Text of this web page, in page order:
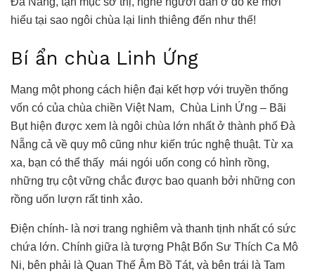
hiểu tại sao ngôi chùa lại linh thiêng đến như thế!
Bí ẩn chùa Linh Ứng
Mang một phong cách hiện đại kết hợp với truyền thống
vốn có của chùa chiền Việt Nam, Chùa Linh Ứng – Bãi
Bụt hiện được xem là ngôi chùa lớn nhất ở thành phố Đà
Nẵng cả về quy mô cũng như kiến trúc nghệ thuật. Từ xa
xa, bạn có thể thấy mái ngói uốn cong có hình rồng,
những trụ cột vững chắc được bao quanh bởi những con
rồng uốn lượn rất tinh xảo.
Điện chính- là nơi trang nghiêm và thanh tịnh nhất có sức
chứa lớn. Chính giữa là tượng Phật Bổn Sư Thích Ca Mô
Ni, bên phải là Quan Thế Âm Bồ Tát, và bên trái là Tam